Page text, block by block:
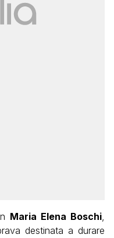
Maria Elena Boschi,
destinata a durare